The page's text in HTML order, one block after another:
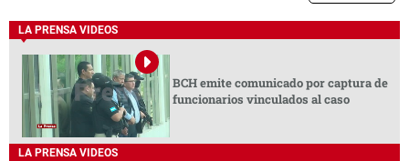
LA PRENSA VIDEOS
BCH emite comunicado por captura de
funcionarios vinculados al caso
LA PRENSA VIDEOS